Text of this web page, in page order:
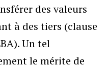
des valeurs
à des tiers (clause
Un tel
le mérite de